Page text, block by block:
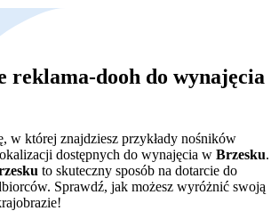
reklama-dooh do wynajęcia
w której znajdziesz przykłady nośników
dostępnych do wynajęcia w Brzesku.
to skuteczny sposób na dotarcie do
Sprawdź, jak możesz wyróżnić swoją